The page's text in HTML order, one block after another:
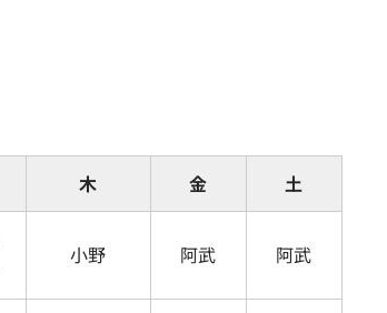
木 金 土
小野 阿武 阿武